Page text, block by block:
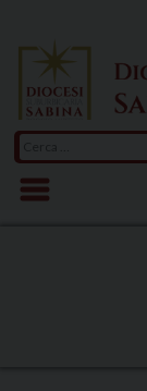
content
per: